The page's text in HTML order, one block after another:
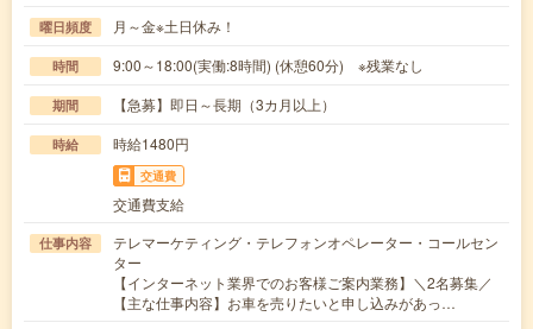
曜日頻度 月～金※土日休み！
時間 9:00～18:00(実働:8時間) (休憩60分) ※残業なし
期間 【急募】即日～長期（3カ月以上）
時給 時給1480円
交通費
交通費支給
仕事内容
テレマーケティング・テレフォンオペレーター・コールセン
ター
【インターネット業界でのお客様ご案内業務】＼2名募集／
【主な仕事内容】お車を売りたいと申し込みがあっ…